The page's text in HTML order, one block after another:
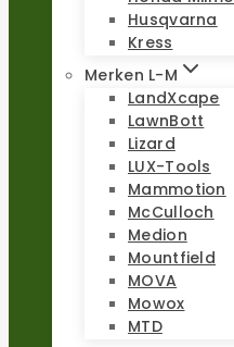
Husqvarna
Kress
Merken L-M
LandXcape
LawnBott
Lizard
LUX-Tools
Mammotion
McCulloch
Medion
Mountfield
MOVA
Mowox
MTD